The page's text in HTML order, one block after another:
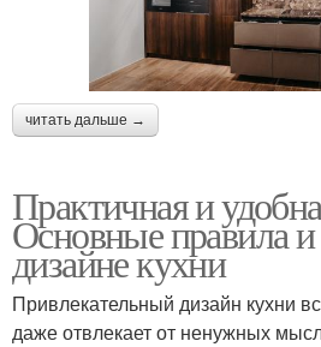
читать дальше →
Практичная и
Основные правила
дизайне кухни
Привлекательный дизайн кухни
даже отвлекает от ненужных